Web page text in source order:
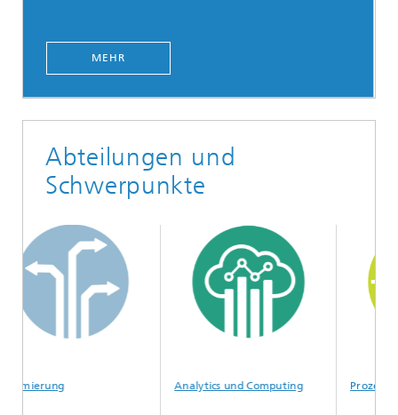
MEHR
Abteilungen und
Schwerpunkte
Analytics und Computing Prozesse und Materialien